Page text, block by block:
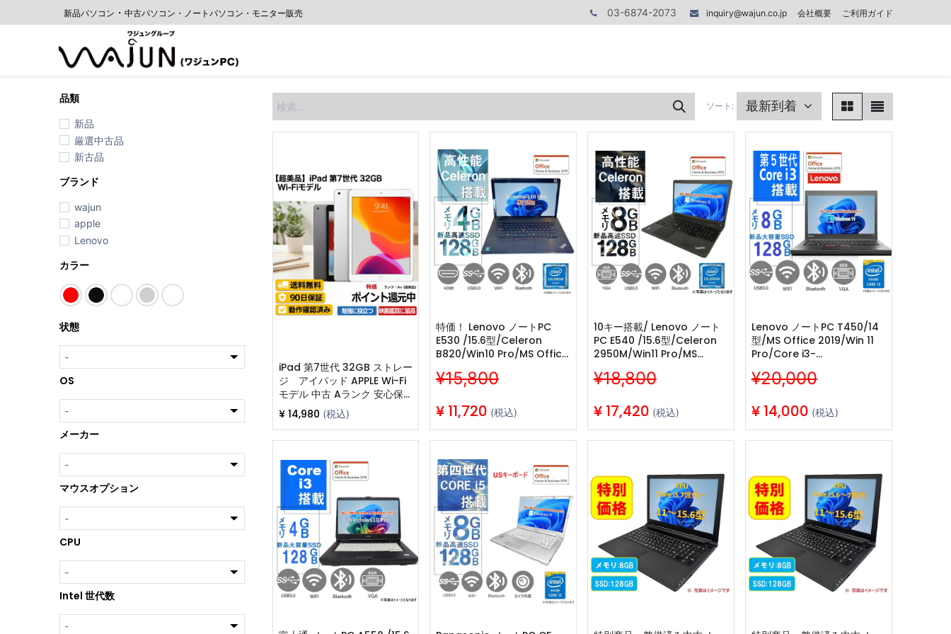
新品パソコン ・ 中古パソコン・ノートパソコン・モニター販売 03-6874-2073 inquiry@wajun.co.jp 会社概要 ご利用ガイド
品類
新品
厳選中古品
新古品
ブランド
wajun
apple
Lenovo
カラー
状態
OS
メーカー
マウスオプション
CPU
Intel 世代数
ソート: 最新到着
iPad 第7世代 32GB ストレー
ジ アイパッド APPLE Wi-Fi
モデル 中古 Aランク 安心保
証90日 動作確認済み
MW742J/A MW752J/A
A2197 10.2インチ スペースグ
¥ 14,980 (税込)
特価！ Lenovo ノートPC
E530 /15.6型/Celeron
B820/Win10 Pro/MS Office
/WIFI/Bluetooth/4GB/128GB
¥15,800
¥ 11,720 (税込)
10キー搭載/ Lenovo ノート
PC E540 /15.6型/Celeron
2950M/Win11 Pro/MS
/WIFI/Bluetooth/8GB/128GB
¥18,800
¥ 17,420 (税込)
Lenovo ノートPC T450/14
型/MS Office 2019/Win 11
Pro/Core i3-
SSD/整備済み中古PC
¥20,000
¥ 14,000 (税込)